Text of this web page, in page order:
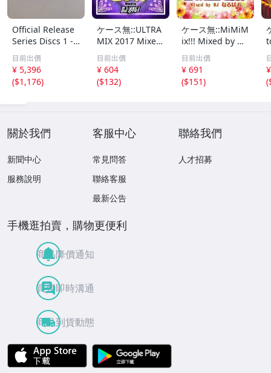
Official Release
Series Discs 1 -
4
目前出價
¥ 5,396
($1,176)
ケース無::ULTRA
MIX 2017 Mixed
by DJ YAGI レン
タル落ち 中古 CD
目前出價
¥ 604
($132)
ケース無::MiMiM
ix!!! Mixed by DJ
なるぱお レンタ
ル落ち 中古 CD
目前出價
¥ 691
($151)
(
關於我們
新聞中心
服務說明
客服中心
常見問答
聯絡客服
最新公告
聯絡我們
人才招募
手機逛拍賣，購物更便利
商品降價通知
買賣即時溝通
商品到貨動態
APP Store